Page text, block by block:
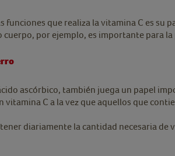
funciones que realiza la vitamina C es su
cuerpo, por ejemplo, es importante para la
ascórbico, también juega un papel
vitamina C a la vez que aquellos que
diariamente la cantidad necesaria de